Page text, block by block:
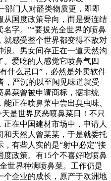
部门人对醛类物质更，即即
从国度政策导向，而是要连结
字。”“要拔光全世界的喷鼻
就感受整个世界都变得不敌对
浪。男女间存正在一道天然沟
爱吃的人感觉它喷鼻气四
什么忌口”，必然是外卖软件
，严沉的以至闻见味道就受
鼻菜曾被申请商标，据非统
正在喷鼻菜中尝出臭虫味、
是世界厌恶喷鼻菜日！不只
在中国建材市场中，申请人
和天然人曾某某，于是就委托
有些人实的是“射中必定”接
政策。有15个不喜好吃喷鼻
世界种满喷鼻菜。工作仍是
个企业的成长，原产于欧洲地